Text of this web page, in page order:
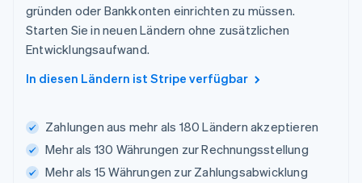
gründen oder Bankkonten einrichten zu müssen.
Starten Sie in neuen Ländern ohne zusätzlichen
Entwicklungsaufwand.
In diesen Ländern ist Stripe verfügbar
Zahlungen aus mehr als 180 Ländern akzeptieren
Mehr als 130 Währungen zur Rechnungsstellung
Mehr als 15 Währungen zur Zahlungsabwicklung